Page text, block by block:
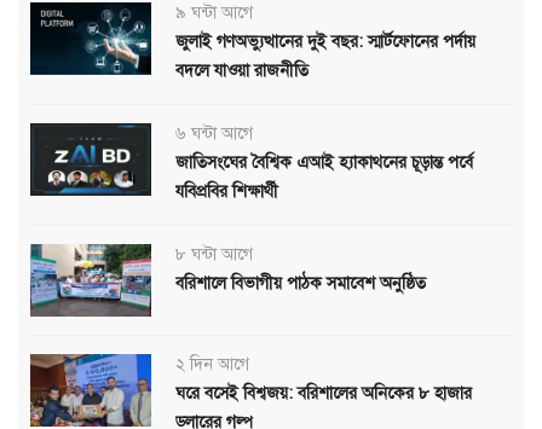
৯ ঘন্টা আগে
জুলাই গণঅভ্যুত্থানের দুই বছর: স্মার্টফোনের পর্দায়
বদলে যাওয়া রাজনীতি
৬ ঘন্টা আগে
জাতিসংঘের বৈশ্বিক এআই হ্যাকাথনের চূড়ান্ত পর্বে
যবিপ্রবির শিক্ষার্থী
৮ ঘন্টা আগে
বরিশালে বিভাগীয় পাঠক সমাবেশ অনুষ্ঠিত
২ দিন আগে
ঘরে বসেই বিশ্বজয়: বরিশালের অনিকের ৮ হাজার
ডলারের গল্প